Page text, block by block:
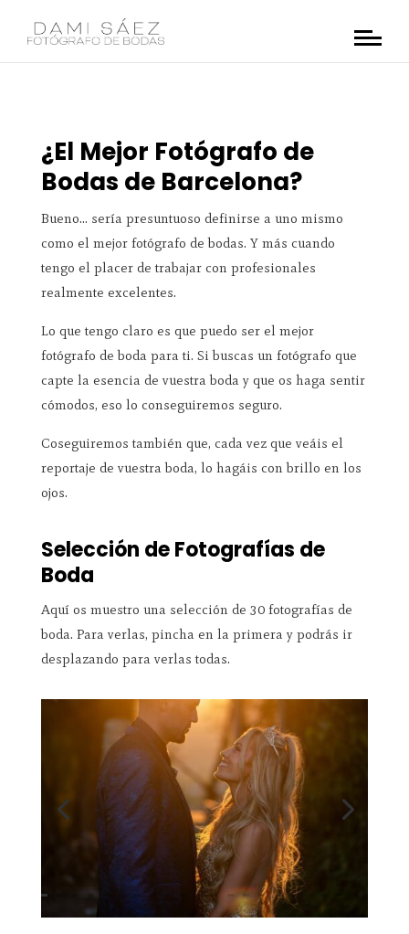
¿El Mejor Fotógrafo de
Bodas de Barcelona?
Bueno… sería presuntuoso definirse a uno mismo
como el mejor fotógrafo de bodas. Y más cuando
tengo el placer de trabajar con profesionales
realmente excelentes.
Lo que tengo claro es que puedo ser el mejor
fotógrafo de boda para ti. Si buscas un fotógrafo que
capte la esencia de vuestra boda y que os haga sentir
cómodos, eso lo conseguiremos seguro.
Coseguiremos también que, cada vez que veáis el
reportaje de vuestra boda, lo hagáis con brillo en los
ojos.
Selección de Fotografías de
Boda
Aquí os muestro una selección de 30 fotografías de
boda. Para verlas, pincha en la primera y podrás ir
desplazando para verlas todas.